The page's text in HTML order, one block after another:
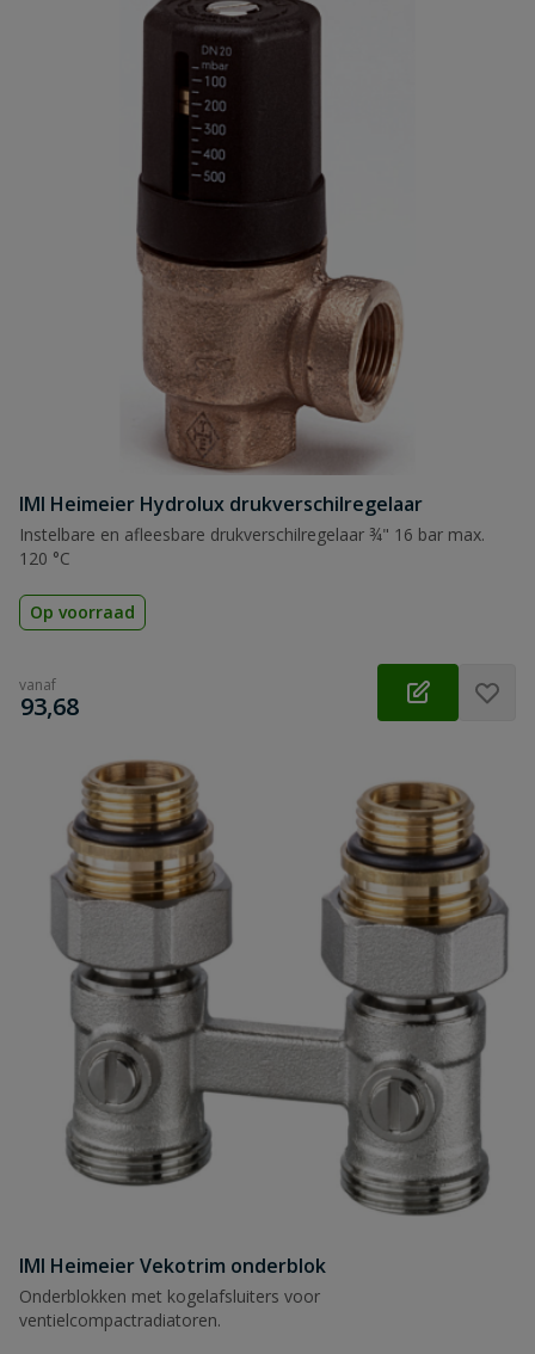
IMI Heimeier Hydrolux drukverschilregelaar
Instelbare en afleesbare drukverschilregelaar ¾" 16 bar max.
120 °C
Op voorraad
vanaf
€
93,68
IMI Heimeier Vekotrim onderblok
Onderblokken met kogelafsluiters voor
ventielcompactradiatoren.